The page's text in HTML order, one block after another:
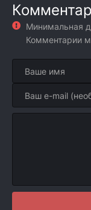
Минимальная
Комментарии